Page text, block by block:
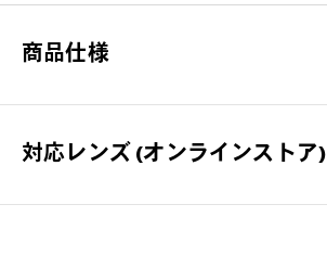
商品仕様
対応レンズ (オンラインストア)